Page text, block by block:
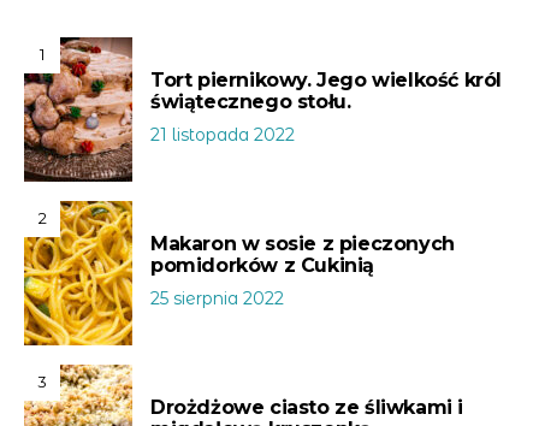
1
Tort piernikowy. Jego wielkość król
świątecznego stołu.
21 listopada 2022
2
Makaron w sosie z pieczonych
pomidorków z Cukinią
25 sierpnia 2022
3
Drożdżowe ciasto ze śliwkami i